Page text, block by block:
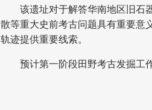
该遗址对于解答华南地区旧石器
散等重大史前考古问题具有重要意
轨迹提供重要线索。
预计第一阶段田野考古发掘工作